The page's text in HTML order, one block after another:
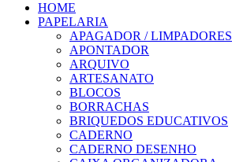
HOME
PAPELARIA
APAGADOR / LIMPADORES
APONTADOR
ARQUIVO
ARTESANATO
BLOCOS
BORRACHAS
BRIQUEDOS EDUCATIVOS
CADERNO
CADERNO DESENHO